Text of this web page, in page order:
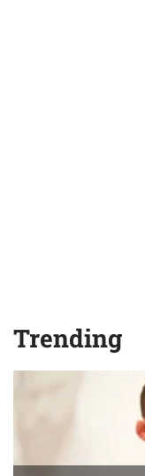
Trending